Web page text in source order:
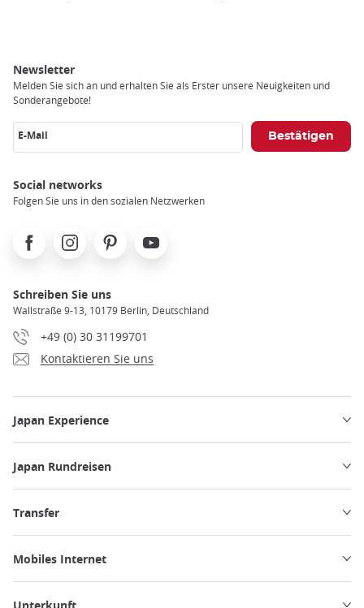
Newsletter
Melden Sie sich an und erhalten Sie als Erster unsere Neuigkeiten und
Sonderangebote!
E-Mail
Social networks
Folgen Sie uns in den sozialen Netzwerken
FacebookInstagramPinterest Youtube
Schreiben Sie uns
Wallstraße 9-13, 10179 Berlin, Deutschland
+49 (0) 30 31199701
Kontaktieren Sie uns
Japan Experience
Japan Rundreisen
Transfer
Mobiles Internet